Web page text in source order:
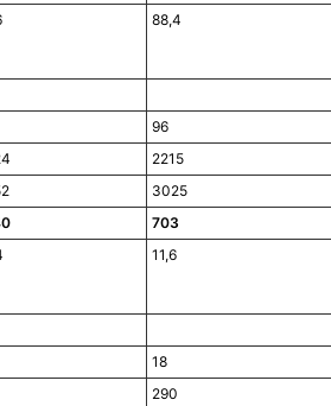
88,4
96
2215
3025
703
11,6
18
290